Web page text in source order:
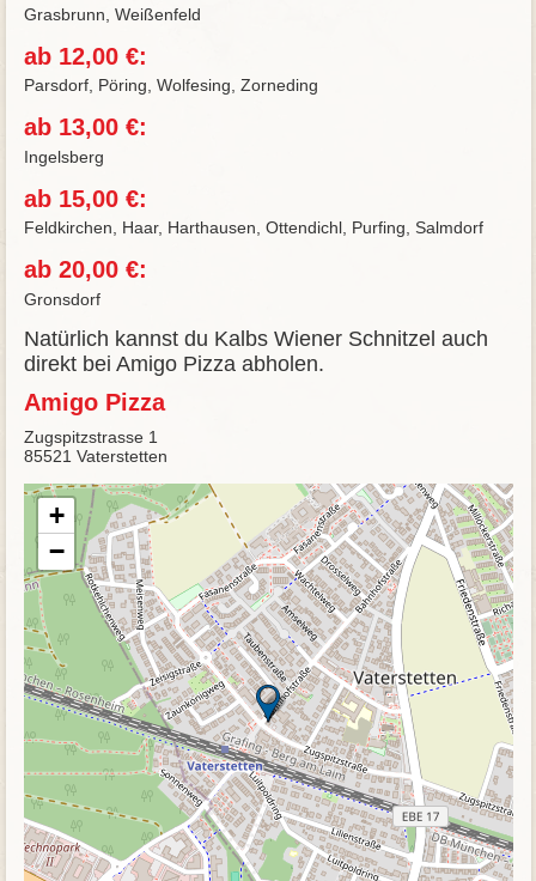
Grasbrunn, Weißenfeld
ab 12,00 €:
Parsdorf, Pöring, Wolfesing, Zorneding
ab 13,00 €:
Ingelsberg
ab 15,00 €:
Feldkirchen, Haar, Harthausen, Ottendichl, Purfing, Salmdorf
ab 20,00 €:
Gronsdorf
Natürlich kannst du Kalbs Wiener Schnitzel auch
direkt bei Amigo Pizza abholen.
Amigo Pizza
Zugspitzstrasse 1
85521 Vaterstetten
+
−